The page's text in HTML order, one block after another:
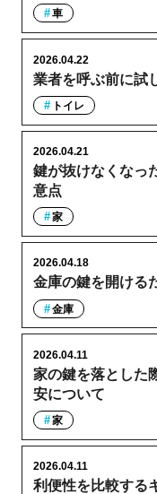
車
業者を呼ぶ前に試
2026.04.22
トイレ
鍵が抜けなくなっ
意点
2026.04.21
家
金庫の鍵を開ける
2026.04.18
金庫
家の鍵を落とした
安について
2026.04.11
家
利便性を比較する
2026.04.11